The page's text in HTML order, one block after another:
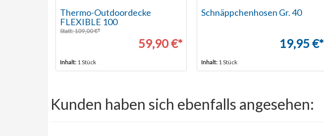
Thermo-Outdoordecke
FLEXIBLE 100
Statt: 109,00 €*
59,90 €*
Inhalt: 1 Stück
Schnäppchenhosen Gr. 40
19,95 €*
Inhalt: 1 Stück
Kunden haben sich ebenfalls angesehen: